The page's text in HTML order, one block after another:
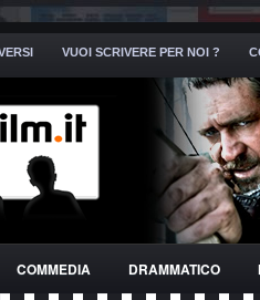
VUOI SCRIVERE PER NOI ?
COMMEDIA DRAMMATICO